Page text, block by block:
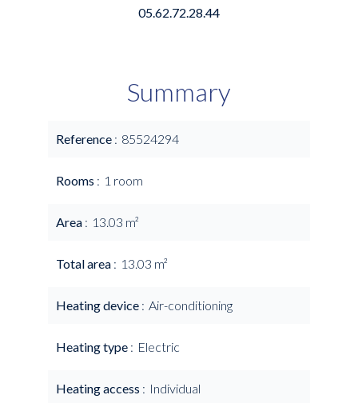
05.62.72.28.44
Summary
Reference 85524294
Rooms 1 room
Area 13.03 m²
Total area 13.03 m²
Heating device Air-conditioning
Heating type Electric
Heating access Individual